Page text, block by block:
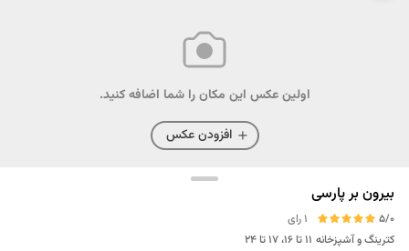
اولین عکس این مکان را شما اضافه کنید.
افزودن عکس
بیرون بر پارسی
5/0
1 رای
کترینگ و آشپزخانه ۱۱ تا ۱۶، ۱۷ تا ۲۴